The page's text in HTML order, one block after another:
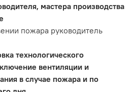
мастера производства
пожара руководитель
технологического
вентиляции и
в случае пожара и по